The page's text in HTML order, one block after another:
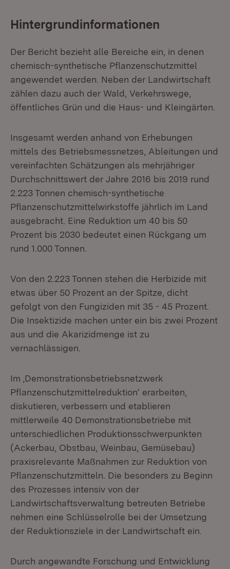
Hintergrundinformationen
Der Bericht bezieht alle Bereiche ein, in denen
chemisch-synthetische Pflanzenschutzmittel
angewendet werden. Neben der Landwirtschaft
zählen dazu auch der Wald, Verkehrswege,
öffentliches Grün und die Haus- und Kleingärten.
Insgesamt werden anhand von Erhebungen
mittels des Betriebsmessnetzes, Ableitungen und
vereinfachten Schätzungen als mehrjähriger
Durchschnittswert der Jahre 2016 bis 2019 rund
2.223 Tonnen chemisch-synthetische
Pflanzenschutzmittelwirkstoffe jährlich im Land
ausgebracht. Eine Reduktion um 40 bis 50
Prozent bis 2030 bedeutet einen Rückgang um
rund 1.000 Tonnen.
Von den 2.223 Tonnen stehen die Herbizide mit
etwas über 50 Prozent an der Spitze, dicht
gefolgt von den Fungiziden mit 35 - 45 Prozent.
Die Insektizide machen unter ein bis zwei Prozent
aus und die Akarizidmenge ist zu
vernachlässigen.
Im ‚Demonstrationsbetriebsnetzwerk
Pflanzenschutzmittelreduktion‘ erarbeiten,
diskutieren, verbessern und etablieren
mittlerweile 40 Demonstrationsbetriebe mit
unterschiedlichen Produktionsschwerpunkten
(Ackerbau, Obstbau, Weinbau, Gemüsebau)
praxisrelevante Maßnahmen zur Reduktion von
Pflanzenschutzmitteln. Die besonders zu Beginn
des Prozesses intensiv von der
Landwirtschaftsverwaltung betreuten Betriebe
nehmen eine Schlüsselrolle bei der Umsetzung
der Reduktionsziele in der Landwirtschaft ein.
Durch angewandte Forschung und Entwicklung